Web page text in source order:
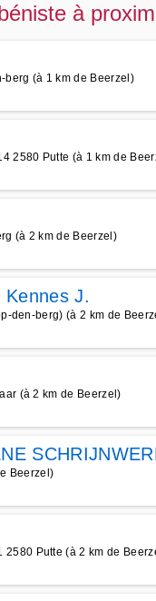
à
berg (à 1 km de Beerzel)
2580 Putte (à 1 km de
(à 2 km de Beerzel)
Kennes J.
den-berg) (à 2 km de
(à 2 km de Beerzel)
Beerzel)
2580 Putte (à 2 km de